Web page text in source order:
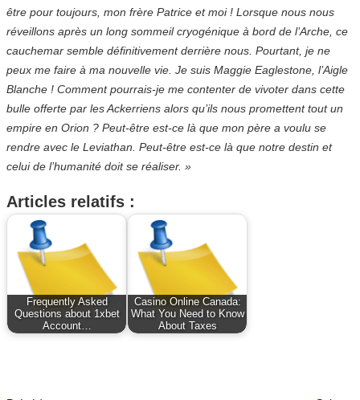
être pour toujours, mon frère Patrice et moi ! Lorsque nous nous
réveillons après un long sommeil cryogénique à bord de l’Arche, ce
cauchemar semble définitivement derrière nous. Pourtant, je ne
peux me faire à ma nouvelle vie. Je suis Maggie Eaglestone, l’Aigle
Blanche ! Comment pourrais-je me contenter de vivoter dans cette
bulle offerte par les Ackerriens alors qu’ils nous promettent tout un
empire en Orion ? Peut-être est-ce là que mon père a voulu se
rendre avec le Leviathan. Peut-être est-ce là que notre destin et
celui de l’humanité doit se réaliser. »
Articles relatifs :
Frequently Asked
Questions about 1xbet
Account…
Casino Online Canada:
What You Need to Know
About Taxes